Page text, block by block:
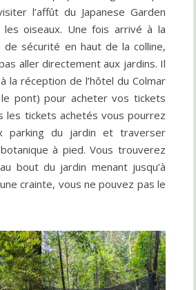
l’affût du Japanese Garden
oiseaux. Une fois arrivé à la
de sécurité en haut de la colline,
aller directement aux jardins. Il
la réception de l’hôtel du Colmar
pont) pour acheter vos tickets
les tickets achetés vous pourrez
parking du jardin et traverser
à pied. Vous trouverez
bout du jardin menant jusqu’à
crainte, vous ne pouvez pas le